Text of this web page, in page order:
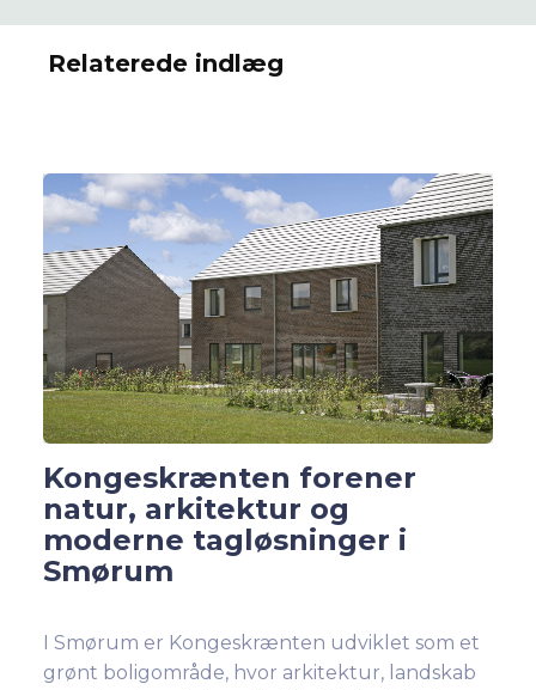
Relaterede indlæg
Kongeskrænten forener
natur, arkitektur og
moderne tagløsninger i
Smørum
I Smørum er Kongeskrænten udviklet som et
grønt boligområde, hvor arkitektur, landskab